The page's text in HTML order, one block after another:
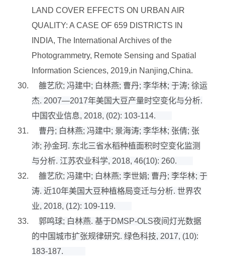
LAND COVER EFFECTS ON URBAN AIR
QUALITY: A CASE OF 659 DISTRICTS IN
INDIA, The International Archives of the
Photogrammetry, Remote Sensing and Spatial
Information Sciences, 2019,in Nanjing,China.
30.
雒艺欣; 冯建中; 白林燕; 曹丹; 李华林; 于涛; 徐运
杰. 2007—2017年美国大豆产量时空变化与分析.
中国农业信息, 2018, (02): 103-114.
31.
曹丹; 白林燕; 冯建中; 景海涛; 李华林; 张倩; 张
沛;孙金珂. 东北三省水稻种植面积时空变化监测
与分析. 江苏农业科学, 2018, 46(10): 260.
32.
雒艺欣; 冯建中; 白林燕; 李世娟; 曹丹; 李华林; 于
涛.近10年美国大豆种植格局变迁与分析.世界农
业, 2018, (12): 109-119.
33.
郭鸣球; 白林燕. 基于DMSP-OLS夜间灯光数据
的中国城市扩张规律研究.绿色科技, 2017, (10):
183-187.